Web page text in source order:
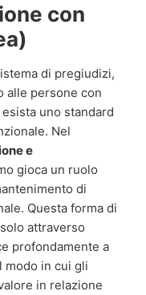
con
di pregiudizi,
alle persone con
uno standard
Nel
e
gioca un ruolo
di
Questa forma di
attraverso
profondamente a
modo in cui gli
in relazione